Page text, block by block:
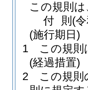
この規則
付 則 (
(施行期日)
1
この規則
(経過措置)
2
この規